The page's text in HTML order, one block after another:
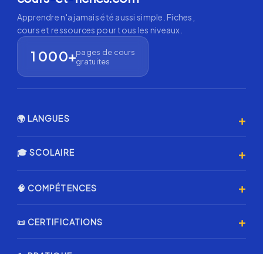
Apprendre n'a jamais été aussi simple. Fiches,
cours et ressources pour tous les niveaux.
1 000+pages de cours
gratuites
🌍 LANGUES +
Anglais 🇬🇧
Allemand 🇩🇪
🎓 SCOLAIRE +
Lycée
🧠 COMPÉTENCES +
📜 CERTIFICATIONS +